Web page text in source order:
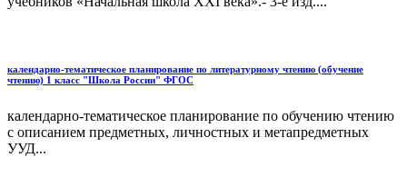
календарно-тематическое планирование по литературному чтению (обучение
чтению) 1 класс "Школа России" ФГОС
календарно-тематическое планирование по обучению чтению
с описанием предметных, личностных и метапредметных
УУД...